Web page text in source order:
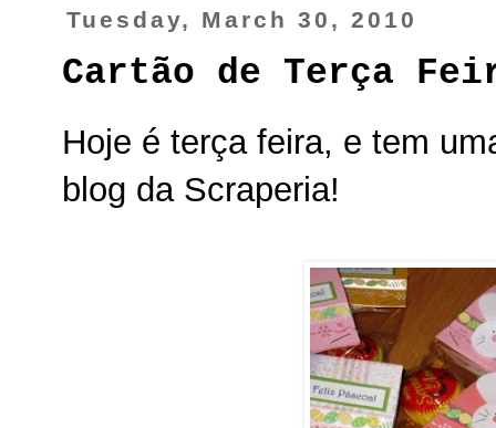
Tuesday, March 30, 2010
Cartão de Terça
Hoje é terça feira, e tem
blog da Scraperia!